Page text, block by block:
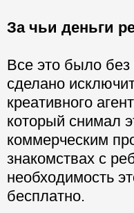
За чьи деньги
Все это было
сделано
креативного
который снимал
коммерческим
знакомствах с
необходимость
бесплатно.